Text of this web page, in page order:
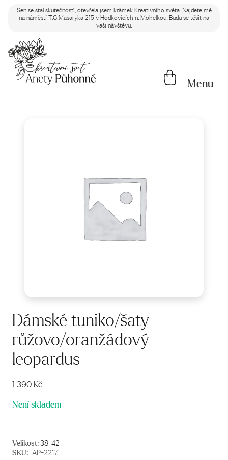
Sen se stal skutečností, otevřela jsem krámek Kreativního světa. Najdete mě
na náměstí T.G.Masaryka 215 v Hodkovicích n. Mohelkou. Budu se těšit na
vaši návštěvu.
Menu
Dámské tuniko/šaty
růžovo/oranžádový
leopardus
1 390 Kč
Není skladem
Velikost:38-42
SKU: AP-2217